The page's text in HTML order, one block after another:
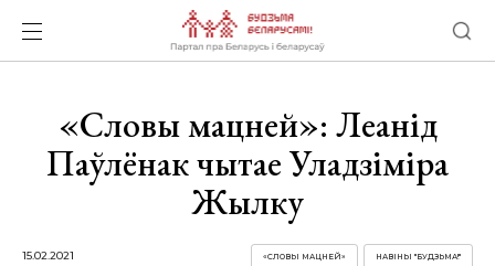
«Словы мацней»: Леанід
Паўлёнак чытае Уладзіміра
Жылку
15.02.2021 НАВІНЫ "БУДЗЬМА!"
«СЛОВЫ МАЦНЕЙ»